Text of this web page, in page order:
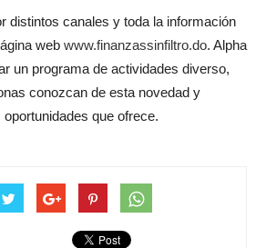
distintos canales y toda la información
web www.finanzassinfiltro.do. Alpha
un programa de actividades diverso,
conozcan de esta novedad y
que ofrece.